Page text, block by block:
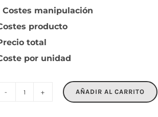
Costes manipulación
producto
total
por unidad
AÑADIR AL CARRITO